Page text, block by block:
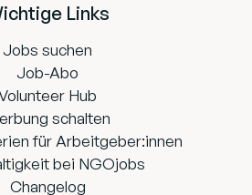
Links
Jobs suchen
Job-Abo
Hub
schalten
für Arbeitgeber:innen
bei NGOjobs
Changelog